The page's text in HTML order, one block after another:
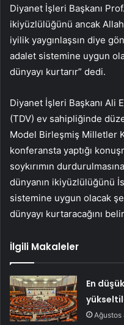
Diyanet İşleri Başkanı
ikiyüzlülüğünü ancak
iyilik yaygınlaşsın diye
adalet sistemine uygun
dünyayı kurtarır” dedi.
Diyanet İşleri Başkanı Ali
(TDV) ev sahipliğinde
Model Birleşmiş Milletler
konferansta yaptığı
soykırımın
dünyanın ikiyüzlülüğünü
sistemine uygun olacak
dünyayı kurtaracağını
İlgili Makaleler
En
Ağustos